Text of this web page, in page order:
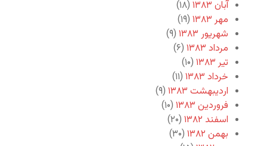
آبان ۱۳۸۳
(۱۸)
مهر ۱۳۸۳
(۱۹)
شهریور ۱۳۸۳
(۹)
مرداد ۱۳۸۳
(۶)
تیر ۱۳۸۳
(۱۰)
خرداد ۱۳۸۳
(۱۱)
اردیبهشت ۱۳۸۳
(۹)
فروردین ۱۳۸۳
(۱۰)
اسفند ۱۳۸۲
(۲۰)
بهمن ۱۳۸۲
(۳۰)